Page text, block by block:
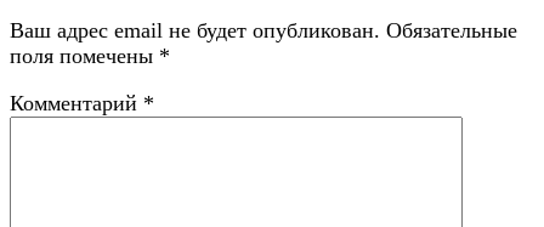
Ваш адрес email не будет опубликован. Обязательные
поля помечены *
Комментарий *